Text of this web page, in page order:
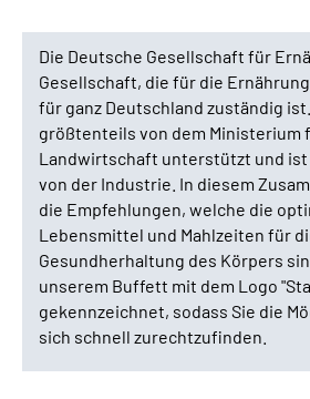
Die Deutsche Gesellschaft für
Gesellschaft, die für die
für ganz Deutschland zuständig
größtenteils von dem Ministerium
Landwirtschaft unterstützt und ist
von der Industrie. In diesem
die Empfehlungen, welche die
Lebensmittel und Mahlzeiten für
Gesundherhaltung des Körpers
unserem Buffett mit dem Logo
gekennzeichnet, sodass Sie die
sich schnell zurechtzufinden.